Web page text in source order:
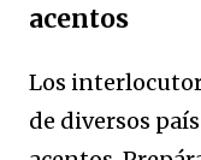
acentos
Los
de diversos